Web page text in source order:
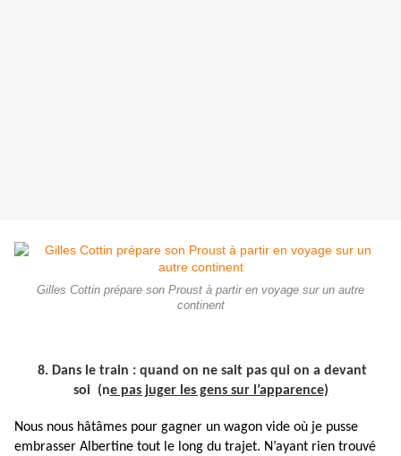
Gilles Cottin prépare son Proust à partir en voyage sur un autre
continent
8. Dans le train : quand on ne sait pas qui on a devant
soi (ne pas juger les gens sur l’apparence)
Nous nous hâtâmes pour gagner un wagon vide où je pusse
embrasser Albertine tout le long du trajet. N’ayant rien trouvé